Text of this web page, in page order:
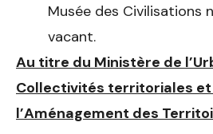
Musée des Civilisations
vacant.
Au titre du Ministère de
Collectivités territoriales et
l’Aménagement des